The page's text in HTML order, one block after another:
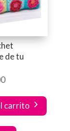
de tu
carrito